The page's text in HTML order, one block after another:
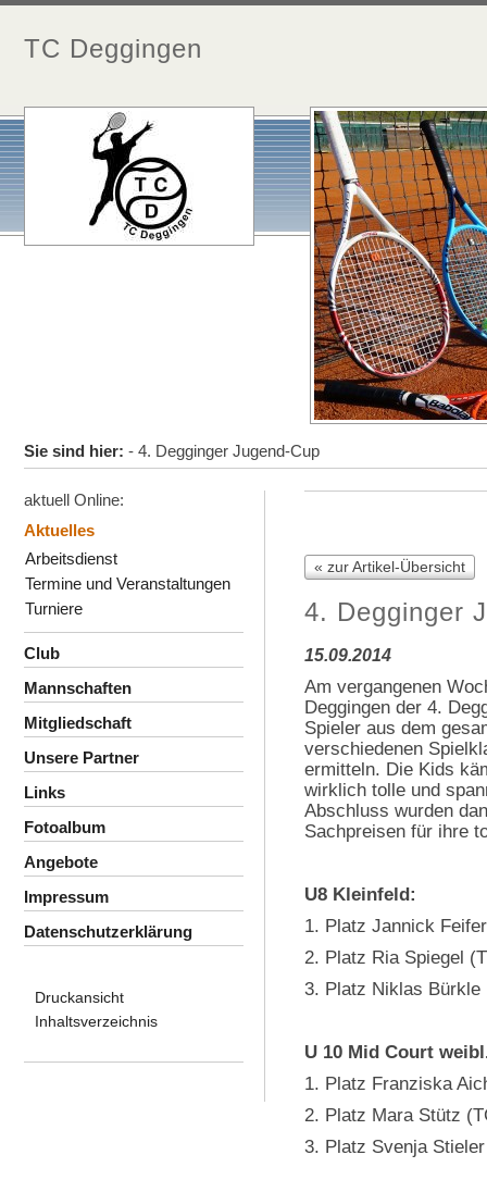
TC Deggingen
Sie sind hier: - 4. Degginger Jugend-Cup
aktuell Online:
Aktuelles
Arbeitsdienst
Termine und Veranstaltungen
Turniere
Club
Mannschaften
Mitgliedschaft
Unsere Partner
Links
Fotoalbum
Angebote
Impressum
Datenschutzerklärung
Druckansicht
Inhaltsverzeichnis
« zur Artikel-Übersicht
4. Degginger
15.09.2014
Am vergangenen
Deggingen der 4.
Spieler aus dem
verschiedenen
ermitteln. Die Kids
wirklich tolle und
Abschluss wurden
Sachpreisen für ihre
U8 Kleinfeld:
1. Platz Jannick
2. Platz Ria Spiegel
3. Platz Niklas Bürkle
U 10 Mid Court
1. Platz Franziska
2. Platz Mara Stütz
3. Platz Svenja